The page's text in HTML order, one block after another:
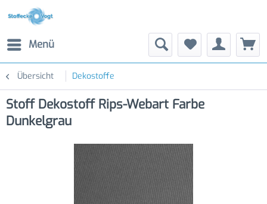
Menü
Übersicht Dekostoffe
Stoff Dekostoff Rips-Webart Farbe
Dunkelgrau